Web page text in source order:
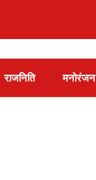
राजनिति मनोरंजन